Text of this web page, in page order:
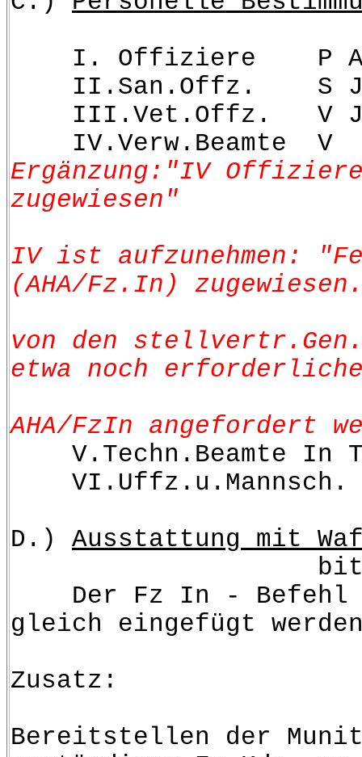
I. Offiziere P A
Ergänzung:"IV Offiziere
zugewiesen"
IV ist aufzunehmen:
(AHA/Fz.In)
von den
etwa noch
AHA/FzIn angefordert
D.) Ausstattung mit
bitte Ib Fz
Der Fz In - Befehl
gleich eingefügt
Zusatz:
Bereitstellen der